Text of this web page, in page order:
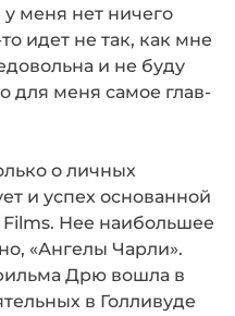
меня нет ничего
идет не так, как мне
и не буду
для меня самое глав­
о личных
и успех основанной
Нее наибольшее
«Ангелы Чарли».
Дрю вошла в
в Голли­вуде